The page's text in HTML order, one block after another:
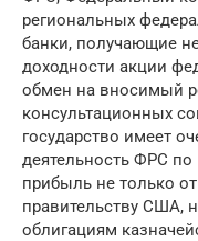
региональных
банки, получающие
доходности акции
обмен на вносимый
консультационных
государство имеет
деятельность ФРС
прибыль не только
правительству США,
облигациям